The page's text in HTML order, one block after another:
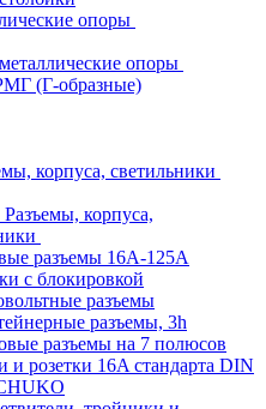
опоры
опоры
(Г-образные)
корпуса, светильники
корпуса,
разъемы 16А-125А
с блокировкой
разъемы
разъемы, 3h
разъемы на 7 полюсов
и розетки 16A стандарта DIN